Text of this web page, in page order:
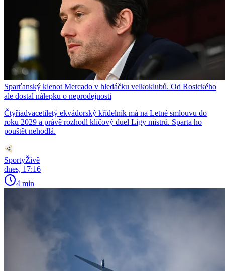
Sparťanský klenot Mercado v hledáčku velkoklubů. Od Rosického
ale dostal nálepku o neprodejnosti
Čtyřiadvacetiletý ekvádorský křídelník má na Letné smlouvu do
roku 2029 a právě rozhodl klíčový duel Ligy mistrů. Sparta ho
pouštět nehodlá.
SportyŽivě
dnes, 17:16
4 min